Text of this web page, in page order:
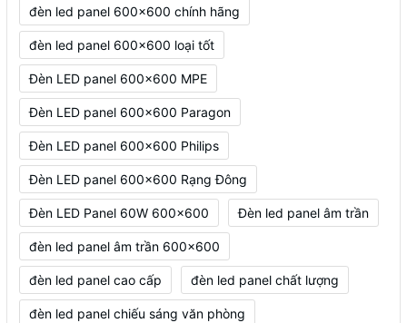
đèn led panel 600x600 chính hãng
đèn led panel 600x600 loại tốt
Đèn LED panel 600x600 MPE
Đèn LED panel 600x600 Paragon
Đèn LED panel 600x600 Philips
Đèn LED panel 600x600 Rạng Đông
Đèn LED Panel 60W 600x600 Đèn led panel âm trần
đèn led panel âm trần 600x600
đèn led panel cao cấp đèn led panel chất lượng
đèn led panel chiếu sáng văn phòng